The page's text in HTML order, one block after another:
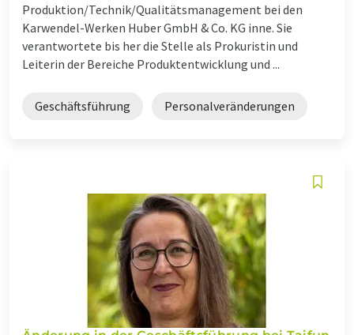
Produktion/Technik/Qualitätsmanagement bei den
Karwendel-Werken Huber GmbH & Co. KG inne. Sie
verantwortete bis her die Stelle als Prokuristin und
Leiterin der Bereiche Produktentwicklung und ...
Geschäftsführung Personalveränderungen